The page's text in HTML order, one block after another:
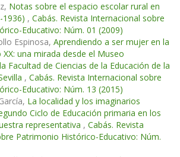
Notas sobre el espacio escolar rural en
1936) , Cabás. Revista Internacional sobre
Educativo: Núm. 01 (2009)
Espinosa, Aprendiendo a ser mujer en la
XX: una mirada desde el Museo
Facultad de Ciencias de la Educación de la
, Cabás. Revista Internacional sobre
Educativo: Núm. 13 (2015)
La localidad y los imaginarios
Ciclo de Educación primaria en los
representativa , Cabás. Revista
Patrimonio Histórico-Educativo: Núm.